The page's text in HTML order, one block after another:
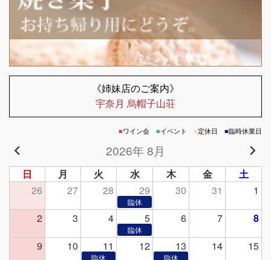
《姉妹店のご案内》
宇奈月 烏帽子山荘
■ワイン会 ■イベント ■定休日 ■臨時休業日
2026年 8月
日 月 火 水 木 金
土
26
27 28 29 30 31
1
2
3 4 5 6 7
8
9
10 11 12 13 14
15